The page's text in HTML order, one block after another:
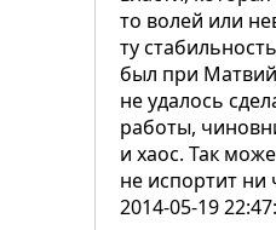
то волей или
ту
был при
не удалось
работы,
и хаос. Так
не испортит ни
2014-05-19